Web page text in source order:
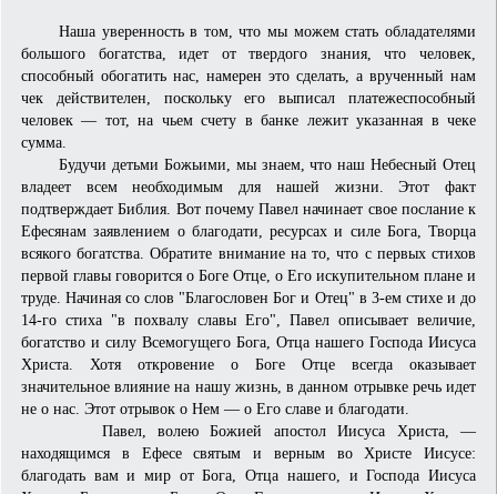
Наша уверенность в том, что мы можем стать обладателями
большого богатства, идет от твердого знания, что человек,
способный обогатить нас, намерен это сделать, а врученный нам
чек действителен, поскольку его выписал платежеспособный
человек — тот, на чьем счету в банке лежит указанная в чеке
сумма.
Будучи детьми Божьими, мы знаем, что наш Небесный Отец
владеет всем необходимым для нашей жизни. Этот факт
подтверждает Библия. Вот почему Павел начинает свое послание к
Ефесянам заявлением о благодати, ресурсах и силе Бога, Творца
всякого богатства. Обратите внимание на то, что с первых стихов
первой главы говорится о Боге Отце, о Его искупительном плане и
труде. Начиная со слов "Благословен Бог и Отец" в 3-ем стихе и до
14-го стиха "в похвалу славы Его", Павел описывает величие,
богатство и силу Всемогущего Бога, Отца нашего Господа Иисуса
Христа. Хотя откровение о Боге Отце всегда оказывает
значительное влия­ние на нашу жизнь, в данном отрывке речь идет
не о нас. Этот отрывок о Нем — о Его славе и благодати.
Павел, волею Божией апостол Иисуса Христа, —
находящимся в Ефесе святым и верным во Христе Иисусе:
благодать вам и мир от Бога, Отца нашего, и Господа Иисуса